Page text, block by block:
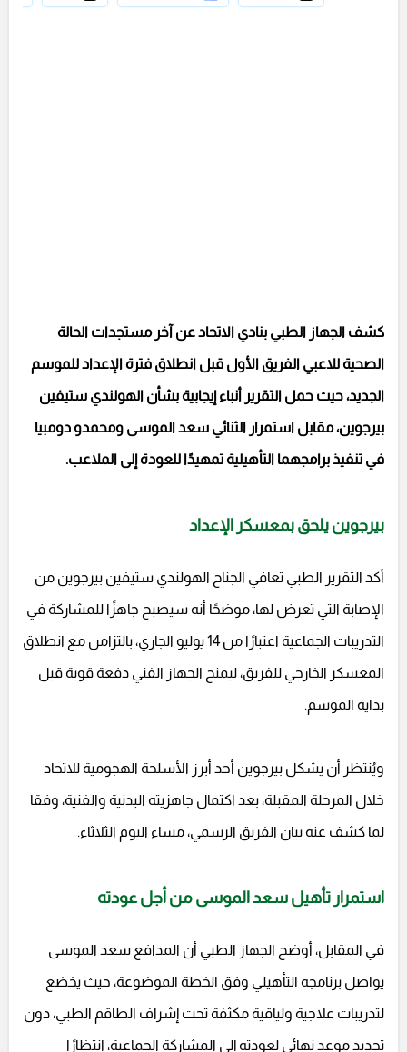
كشف الجهاز الطبي بنادي الاتحاد عن آخر مستجدات الحالة
الصحية للاعبي الفريق الأول قبل انطلاق فترة الإعداد للموسم
الجديد، حيث حمل التقرير أنباء إيجابية بشأن الهولندي ستيفين
بيرجوين، مقابل استمرار الثنائي سعد الموسى ومحمدو دومبيا
في تنفيذ برامجهما التأهيلية تمهيدًا للعودة إلى الملاعب.
بيرجوين يلحق بمعسكر الإعداد
أكد التقرير الطبي تعافي الجناح الهولندي ستيفين بيرجوين من
الإصابة التي تعرض لها، موضحًا أنه سيصبح جاهزًا للمشاركة في
التدريبات الجماعية اعتبارًا من 14 يوليو الجاري، بالتزامن مع انطلاق
المعسكر الخارجي للفريق، ليمنح الجهاز الفني دفعة قوية قبل
بداية الموسم.
ويُنتظر أن يشكل بيرجوين أحد أبرز الأسلحة الهجومية للاتحاد
خلال المرحلة المقبلة، بعد اكتمال جاهزيته البدنية والفنية، وفقا
لما كشف عنه بيان الفريق الرسمي، مساء اليوم الثلاثاء.
استمرار تأهيل سعد الموسى من أجل عودته
في المقابل، أوضح الجهاز الطبي أن المدافع سعد الموسى
يواصل برنامجه التأهيلي وفق الخطة الموضوعة، حيث يخضع
لتدريبات علاجية ولياقية مكثفة تحت إشراف الطاقم الطبي، دون
تحديد موعد نهائي لعودته إلى المشاركة الجماعية، انتظارًا